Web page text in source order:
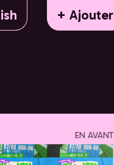
+ Ajouter
EN AVANT